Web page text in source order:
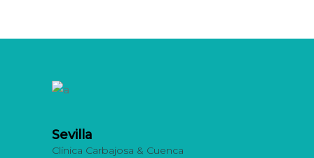
Sevilla
Clínica Carbajosa & Cuenca